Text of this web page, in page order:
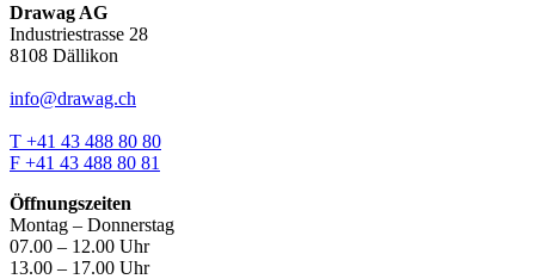
Drawag AG
Industriestrasse 28
8108 Dällikon
info@drawag.ch
T +41 43 488 80 80
F +41 43 488 80 81
Öffnungszeiten
Montag – Donnerstag
07.00 – 12.00 Uhr
13.00 – 17.00 Uhr